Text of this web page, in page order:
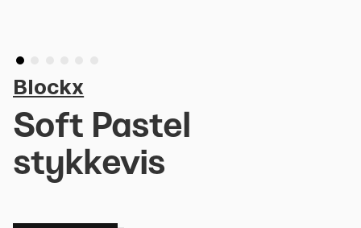
Blockx
Soft Pastel
stykkevis